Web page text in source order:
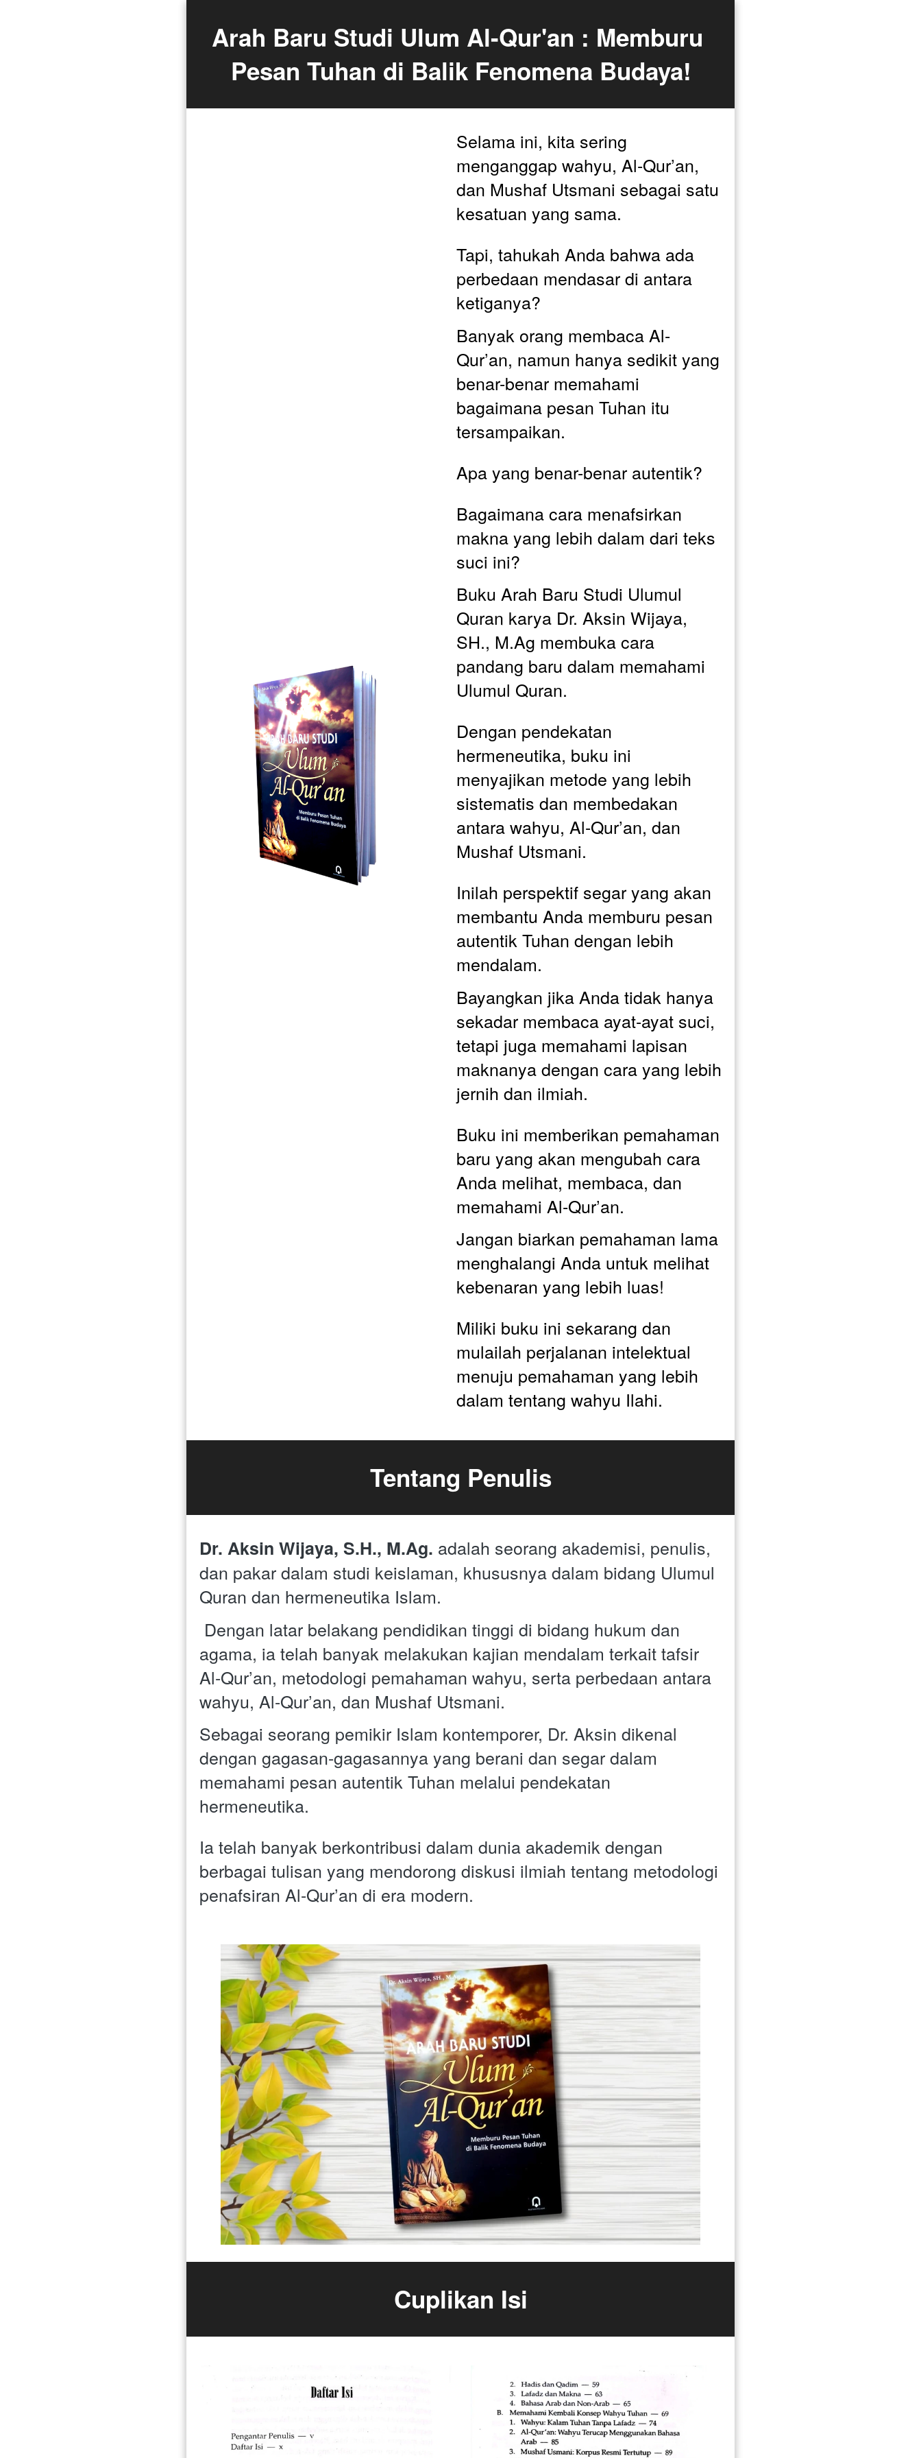
Arah Baru Studi Ulum Al-Qur'an : Memburu
Pesan Tuhan di Balik Fenomena Budaya!
Selama ini, kita sering
menganggap wahyu, Al-Qur’an,
dan Mushaf Utsmani sebagai satu
kesatuan yang sama.
Tapi, tahukah Anda bahwa ada
perbedaan mendasar di antara
ketiganya?
Banyak orang membaca Al-
Qur’an, namun hanya sedikit yang
benar-benar memahami
bagaimana pesan Tuhan itu
tersampaikan.
Apa yang benar-benar autentik?
Bagaimana cara menafsirkan
makna yang lebih dalam dari teks
suci ini?
Buku Arah Baru Studi Ulumul
Quran karya Dr. Aksin Wijaya,
SH., M.Ag membuka cara
pandang baru dalam memahami
Ulumul Quran.
Dengan pendekatan
hermeneutika, buku ini
menyajikan metode yang lebih
sistematis dan membedakan
antara wahyu, Al-Qur’an, dan
Mushaf Utsmani.
Inilah perspektif segar yang akan
membantu Anda memburu pesan
autentik Tuhan dengan lebih
mendalam.
Bayangkan jika Anda tidak hanya
sekadar membaca ayat-ayat suci,
tetapi juga memahami lapisan
maknanya dengan cara yang lebih
jernih dan ilmiah.
Buku ini memberikan pemahaman
baru yang akan mengubah cara
Anda melihat, membaca, dan
memahami Al-Qur’an.
Jangan biarkan pemahaman lama
menghalangi Anda untuk melihat
kebenaran yang lebih luas!
Miliki buku ini sekarang dan
mulailah perjalanan intelektual
menuju pemahaman yang lebih
dalam tentang wahyu Ilahi.
Tentang Penulis
Dr. Aksin Wijaya, S.H., M.Ag. adalah seorang akademisi, penulis,
dan pakar dalam studi keislaman, khususnya dalam bidang Ulumul
Quran dan hermeneutika Islam.
agama, ia telah banyak melakukan kajian mendalam terkait tafsir
Al-Qur’an, metodologi pemahaman wahyu, serta perbedaan antara
wahyu, Al-Qur’an, dan Mushaf Utsmani.
Sebagai seorang pemikir Islam kontemporer, Dr. Aksin dikenal
dengan gagasan-gagasannya yang berani dan segar dalam
memahami pesan autentik Tuhan melalui pendekatan
hermeneutika.
Ia telah banyak berkontribusi dalam dunia akademik dengan
berbagai tulisan yang mendorong diskusi ilmiah tentang metodologi
penafsiran Al-Qur’an di era modern.
Cuplikan Isi